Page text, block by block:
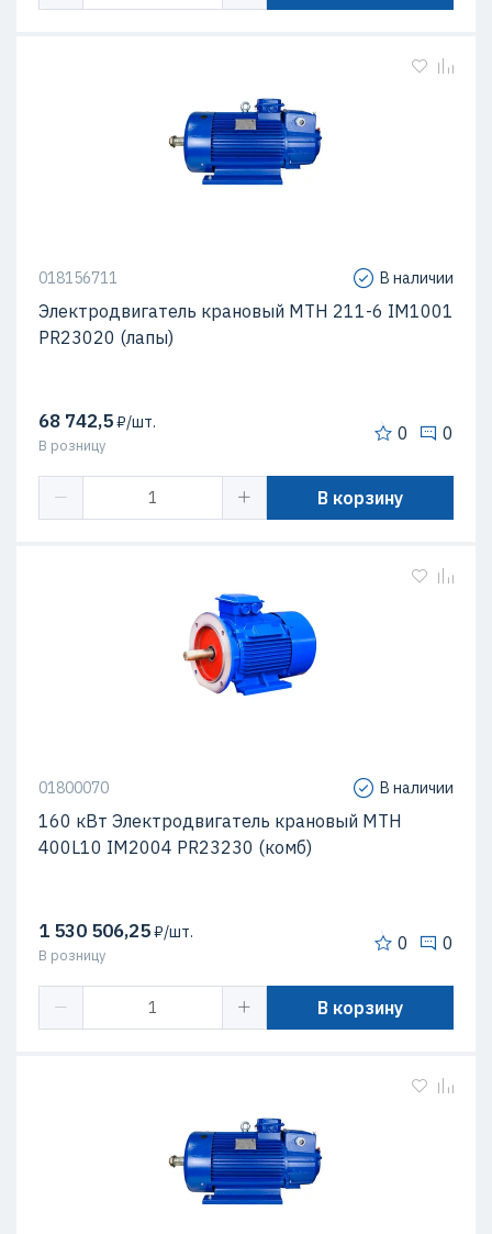
018156711 В наличии
Электродвигатель крановый МТН 211-6 IM1001
PR23020 (лапы)
68 742,5₽/шт.
В розницу
0 0
В корзину
01800070 В наличии
160 кВт Электродвигатель крановый MTH
400L10 IM2004 PR23230 (комб)
1 530 506,25₽/шт.
В розницу
0 0
В корзину